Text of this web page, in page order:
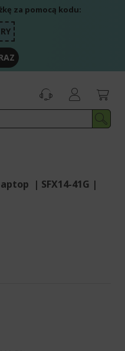
za pomocą kodu:
| SFX14-41G |